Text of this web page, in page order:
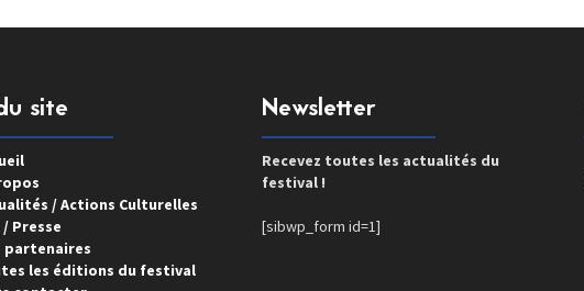
site
/ Actions Culturelles
Presse
partenaires
les éditions du festival
Newsletter
Recevez toutes les actualités du
festival !
[sibwp_form id=1]